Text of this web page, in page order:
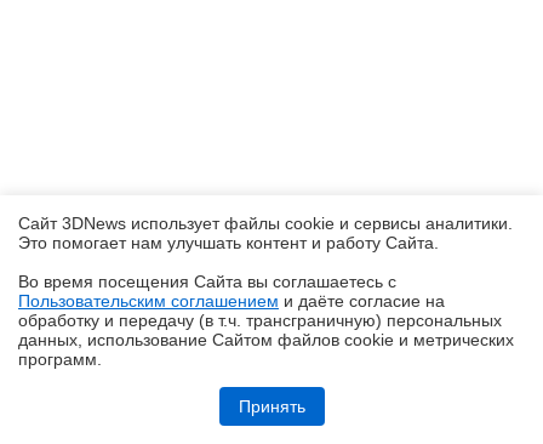
realme P4, realme P4x и realme P4 Lite: заход в ту же реку, но с
Сайт 3DNews использует файлы cookie и сервисы аналитики.
Это помогает нам улучшать контент и работу Cайта.
Во время посещения Cайта вы соглашаетесь с
Пользовательским соглашением и даёте согласие на
обработку и передачу (в т.ч. трансграничную) персональных
данных, использование Cайтом файлов cookie и метрических
программ.
Принять